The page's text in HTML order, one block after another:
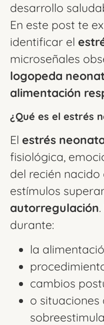
desarrollo
En este post te
identificar el
microseñales
logopeda
alimentación
¿Qué es el estrés
El estrés
fisiológica,
del recién nacido
estímulos
autorregulación
durante:
la
cambios
o situaciones